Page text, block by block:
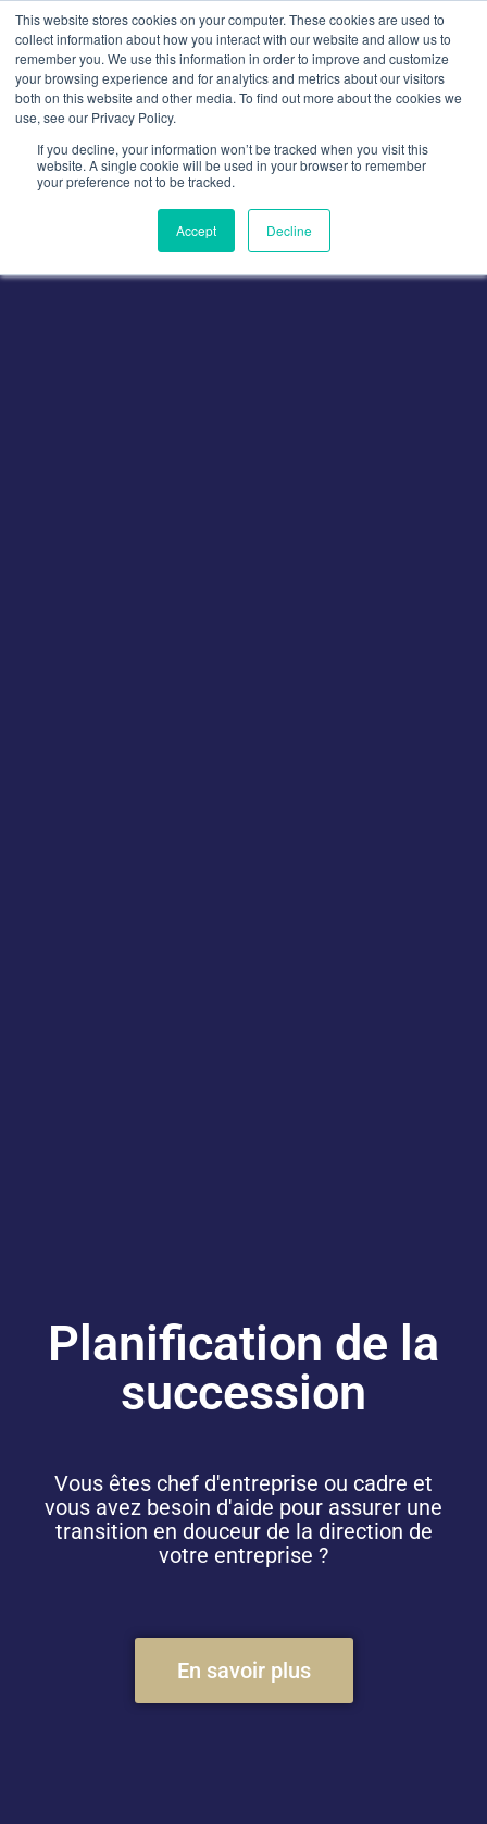
This website stores cookies on your computer. These cookies are used to
collect information about how you interact with our website and allow us to
remember you. We use this information in order to improve and customize
your browsing experience and for analytics and metrics about our visitors
both on this website and other media. To find out more about the cookies we
use, see our Privacy Policy.
If you decline, your information won’t be tracked when you visit this
website. A single cookie will be used in your browser to remember
your preference not to be tracked.
Accept Decline
au
contenu
Planification de la
succession
Vous êtes chef d'entreprise ou cadre et
vous avez besoin d'aide pour assurer une
transition en douceur de la direction de
votre entreprise ?
En savoir plus